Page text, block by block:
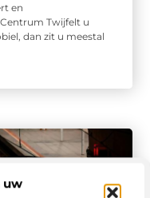
uw
en
Twijfelt u
dan zit u meestal